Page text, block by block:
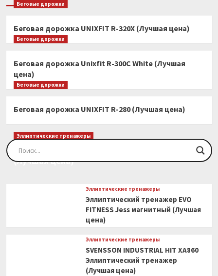
Беговые дорожки
Беговая дорожка UNIXFIT R-320X (Лучшая цена)
Беговые дорожки
Беговая дорожка Unixfit R-300C White (Лучшая
цена)
Беговые дорожки
Беговая дорожка UNIXFIT R-280 (Лучшая цена)
Эллиптические тренажеры
Эллиптический тренажер EVO FITNESS Orion
(Лучшая цена)
Эллиптические тренажеры
Эллиптический тренажер EVO
FITNESS Jess магнитный (Лучшая
цена)
Эллиптические тренажеры
SVENSSON INDUSTRIAL HIT XA860
Эллиптический тренажер
(Лучшая цена)